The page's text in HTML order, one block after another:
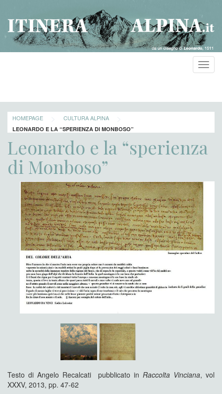
HOMEPAGE CULTURA ALPINA
LEONARDO E LA “SPERIENZA DI MONBOSO”
Leonardo e la “sperienza
di Monboso”
Testo di Angelo Recalcati pubblicato in Raccolta Vinciana, vol
XXXV, 2013, pp. 47-62